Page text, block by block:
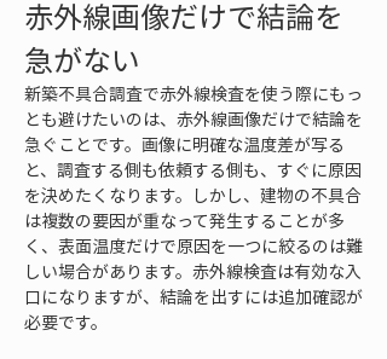
赤外線画像だけで結論を
急がない
新築不具合調査で赤外線検査を使う際にもっ
とも避けたいのは、赤外線画像だけで結論を
急ぐことです。画像に明確な温度差が写る
と、調査する側も依頼する側も、すぐに原因
を決めたくなります。しかし、建物の不具合
は複数の要因が重なって発生することが多
く、表面温度だけで原因を一つに絞るのは難
しい場合があります。赤外線検査は有効な入
口になりますが、結論を出すには追加確認が
必要です。